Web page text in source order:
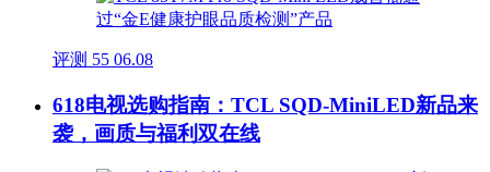
评测 55 06.08
618电视选购指南：TCL SQD-MiniLED新品来
袭，画质与福利双在线